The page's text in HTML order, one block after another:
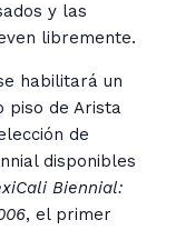
y las
libremente.
habilitará un
piso de Arista
de
disponibles
Biennial:
, el primer